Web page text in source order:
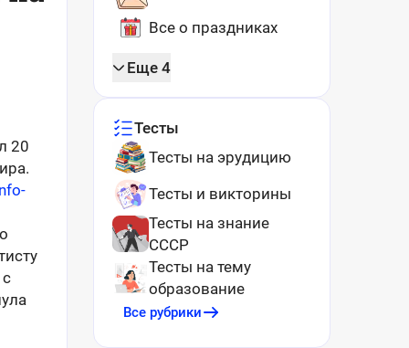
20
Все о праздниках
Еще 4
Тесты
Тесты на эрудицию
Тесты и викторины
Тесты на знание
СССР
Тесты на тему
образование
Все рубрики